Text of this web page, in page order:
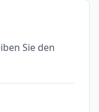
Sie den